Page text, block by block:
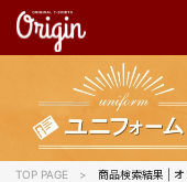
TOP PAGE 商品検索結果 |